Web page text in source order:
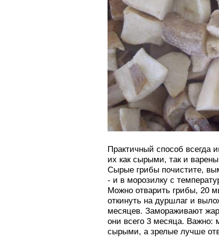
Практичный способ всегда
их как сырыми, так и
Сырые грибы почистите,
- и в морозилку с
Можно отварить грибы, 20
откинуть на дуршлаг и
месяцев. Замораживают
они всего 3 месяца. Важно:
сырыми, а зрелые лучше